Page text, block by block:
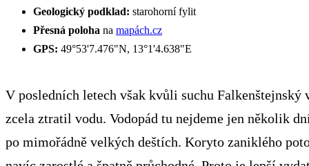
Geologický podklad: starohorní fylit
Přesná poloha na mapách.cz
GPS: 49°53'7.476"N, 13°1'4.638"E
V posledních letech však kvůli suchu Falkenštejnský
zcela ztratil vodu. Vodopád tu nejdeme jen několik
po mimořádně velkých deštích. Koryto zaniklého